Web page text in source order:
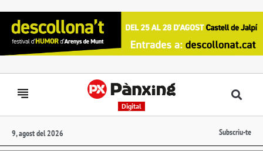
Digital
9, agost del 2026 Subscriu-te